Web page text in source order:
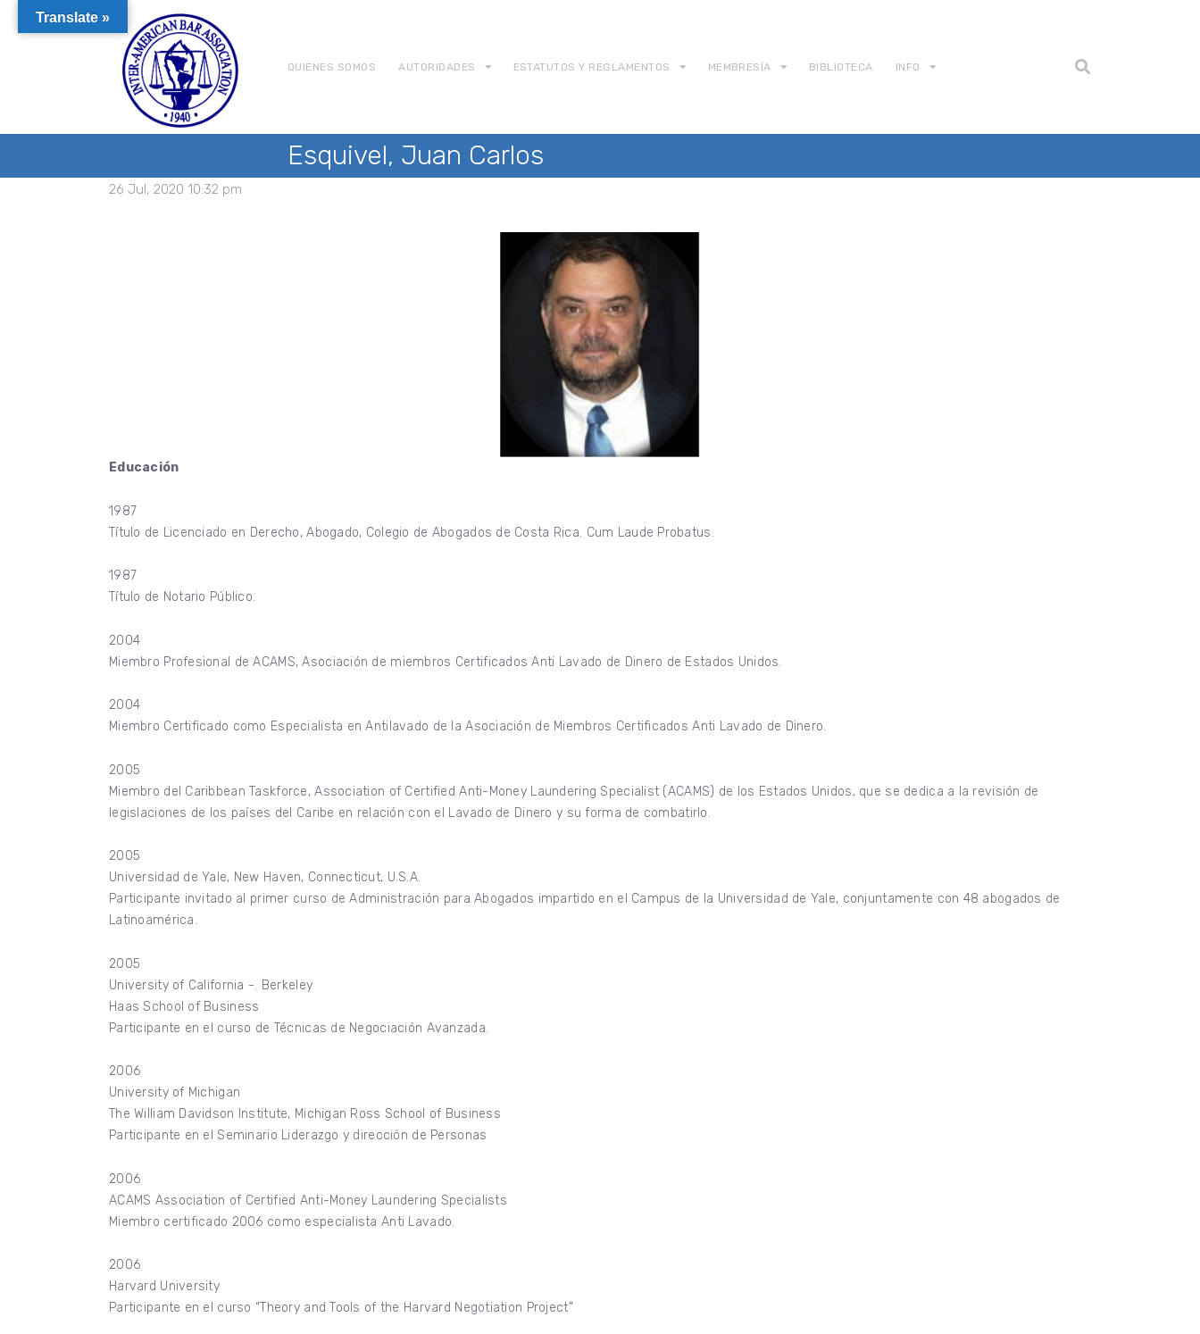
QUIENES SOMOS AUTORIDADES ESTATUTOS Y REGLAMENTOS MEMBRESÍA BIBLIOTECA INFO
Esquivel, Juan Carlos
26 Jul, 2020 10:32 pm
Educación
1987
Título de Licenciado en Derecho, Abogado, Colegio de Abogados de Costa Rica. Cum Laude Probatus.
1987
Título de Notario Público.
2004
Miembro Profesional de ACAMS, Asociación de miembros Certificados Anti Lavado de Dinero de Estados Unidos.
2004
Miembro Certificado como Especialista en Antilavado de la Asociación de Miembros Certificados Anti Lavado de Dinero.
2005
Miembro del Caribbean Taskforce, Association of Certified Anti-Money Laundering Specialist (ACAMS) de los Estados Unidos, que se dedica a la revisión de
legislaciones de los países del Caribe en relación con el Lavado de Dinero y su forma de combatirlo.
2005
Universidad de Yale, New Haven, Connecticut, U.S.A.
Participante invitado al primer curso de Administración para Abogados impartido en el Campus de la Universidad de Yale, conjuntamente con 48 abogados de
Latinoamérica.
2005
University of California -. Berkeley
Haas School of Business
Participante en el curso de Técnicas de Negociación Avanzada.
2006
University of Michigan
The William Davidson Institute, Michigan Ross School of Business
Participante en el Seminario Liderazgo y dirección de Personas
2006
ACAMS Association of Certified Anti-Money Laundering Specialists
Miembro certificado 2006 como especialista Anti Lavado.
2006
Harvard University
Participante en el curso “Theory and Tools of the Harvard Negotiation Project”
Translate »